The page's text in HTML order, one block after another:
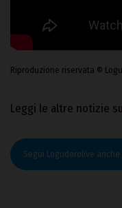
Riproduzione riservata ©
Leggi le altre notizie su
Segui Logudorolive anche